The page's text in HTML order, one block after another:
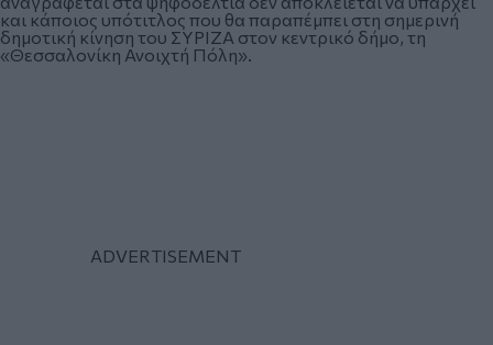
και κάποιος υπότιτλος που θα παραπέμπει στη σημερινή
δημοτική κίνηση του ΣΥΡΙΖΑ στον κεντρικό δήμο, τη
«Θεσσαλονίκη Ανοιχτή Πόλη».